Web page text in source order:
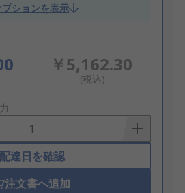
ションを表示
￥5,162.30
(税込)
配達日を確認
注文書へ追加